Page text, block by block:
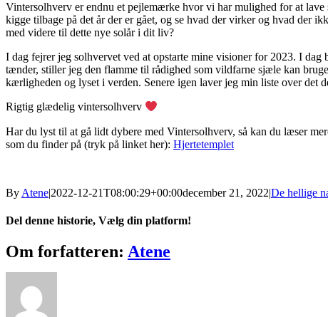
Vintersolhverv er endnu et pejlemærke hvor vi har mulighed for at
kigge tilbage på det år der er gået, og se hvad der virker og hvad
med videre til dette nye solår i dit liv?
I dag fejrer jeg solhvervet ved at opstarte mine visioner for 2023. I
tænder, stiller jeg den flamme til rådighed som vildfarne sjæle kan
kærligheden og lyset i verden. Senere igen laver jeg min liste over
Rigtig glædelig vintersolhverv
Har du lyst til at gå lidt dybere med Vintersolhverv, så kan du læser
som du finder på (tryk på linket her): Hjertetemplet
By Atene|2022-12-21T08:00:29+00:00december 21, 2022|De hellige
Del denne historie, Vælg din platform!
Facebook
X
Reddit
LinkedIn
WhatsApp
Telegram
Tumblr
Pinterest
Vk
Xing
E-
mail
Om forfatteren: Atene